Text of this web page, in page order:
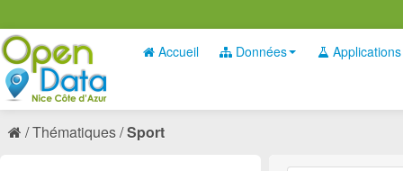
Accueil Données Applications
Thématiques Sport